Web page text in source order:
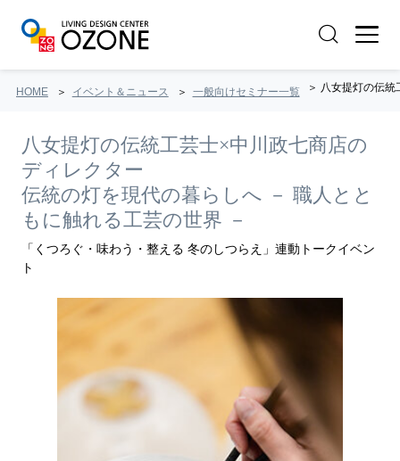
HOME イベント＆ニュース 一般向けセミナー一覧 八女提灯の伝統
八女提灯の伝統工芸士×中川政七商店の
ディレクター
伝統の灯を現代の暮らしへ － 職人とと
もに触れる工芸の世界 －
「くつろぐ・味わう・整える 冬のしつらえ」連動トークイベン
ト